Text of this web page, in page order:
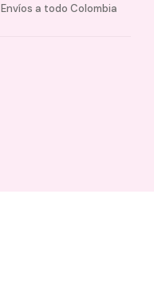
Envíos a todo Colombia